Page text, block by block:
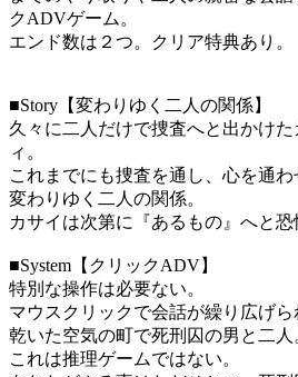
クADVゲーム。
エンド数は２つ。クリア特典あり。
■Story【変わりゆく二人の関係】
久々に二人だけで捜査へと出かけ
ィ。
これまでにも捜査を通し、心を通わ
変わりゆく二人の関係。
カサイは次第に『あるもの』へと恐
■System【クリックADV】
特別な操作は必要ない。
マウスクリックで会話が繰り広げら
乾いた空気の町で死刑囚の男と二人
これは推理ゲームではない。